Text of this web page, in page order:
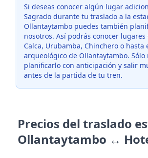
Si deseas conocer algún lugar
Sagrado durante tu traslado a la
Ollantaytambo puedes también
nosotros. Así podrás conocer lugares
Calca, Urubamba, Chinchero o hasta
arqueológico de Ollantaytambo. Sólo
planificarlo con anticipación y salir
antes de la partida de tu tren.
Precios del traslado
Ollantaytambo ↔